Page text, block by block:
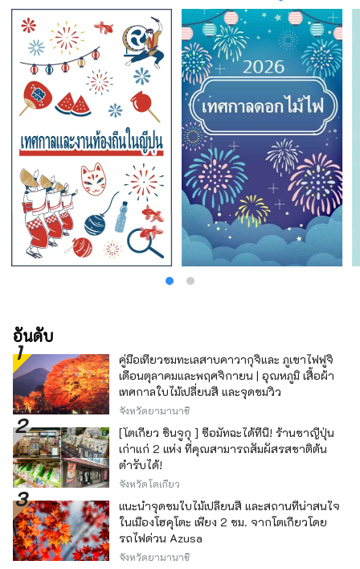
อันดับ
คู่มือเที่ยวชมทะเลสาบคาวากุจิและ ภูเขาไฟฟูจิ
เดือนตุลาคมและพฤศจิกายน | อุณหภูมิ เสื้อผ้า
เทศกาลใบไม้เปลี่ยนสี และจุดชมวิว
จังหวัดยามานาชิ
[โตเกียว ชินจูกุ ] ซื้อมัทฉะได้ที่นี่! ร้านชาญี่ปุ่น
เก่าแก่ 2 แห่ง ที่คุณสามารถสัมผัสรสชาติต้น
ตำรับได้!
จังหวัดโตเกียว
แนะนำจุดชมใบไม้เปลี่ยนสี และสถานที่น่าสนใจ
ในเมืองโฮคุโตะ เพียง 2 ชม. จากโตเกียวโดย
รถไฟด่วน Azusa
จังหวัดยามานาชิ